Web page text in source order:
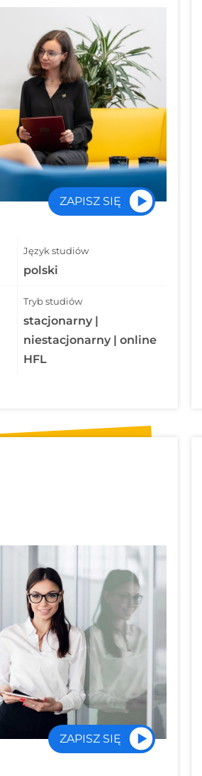
ZAPISZ SIĘ
Język studiów
polski
Tryb studiów
stacjonarny |
niestacjonarny | online
HFL
ZAPISZ SIĘ